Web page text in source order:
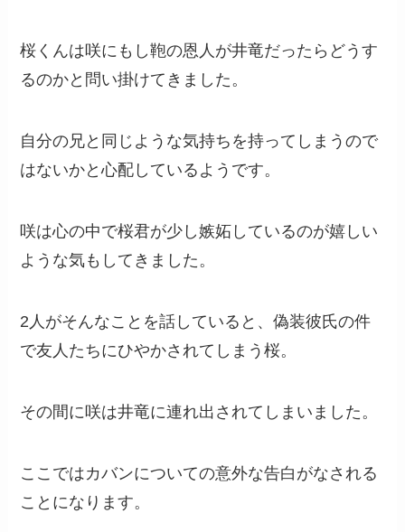
桜くんは咲にもし鞄の恩人が井竜だったらどうす
るのかと問い掛けてきました。
自分の兄と同じような気持ちを持ってしまうので
はないかと心配しているようです。
咲は心の中で桜君が少し嫉妬しているのが嬉しい
ような気もしてきました。
2人がそんなことを話していると、偽装彼氏の件
で友人たちにひやかされてしまう桜。
その間に咲は井竜に連れ出されてしまいました。
ここではカバンについての意外な告白がなされる
ことになります。